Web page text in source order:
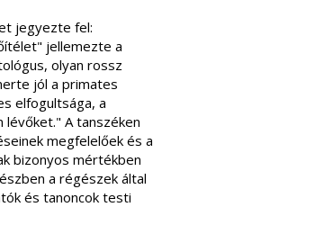
jegyezte fel:
jellemezte a
olyan rossz
jól a primates
elfogultsága, a
lévőket." A tanszéken
megfelelőek és a
bizonyos mértékben
a régészek által
és tanoncok testi